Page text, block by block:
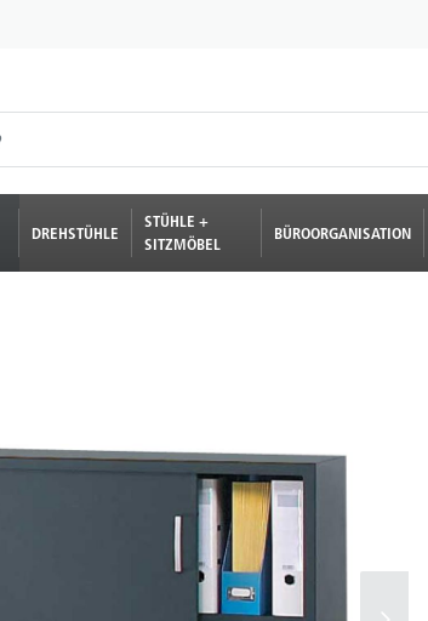
DREHSTÜHLE
STÜHLE +
SITZMÖBEL
BÜROORGANISATION